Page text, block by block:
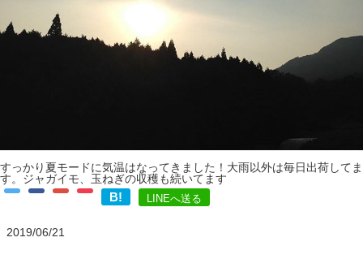
すっかり夏モードに気温はなってきました！大雨以外は毎日出荷してま
す。ジャガイモ、玉ねぎの収穫も続いてます
B! LINEへ送る
2019/06/21